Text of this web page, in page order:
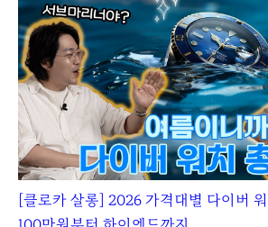
[클로카 살롱] 2026 가격대별 다이버 워